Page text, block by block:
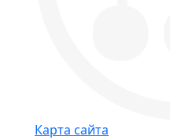
Карта сайта